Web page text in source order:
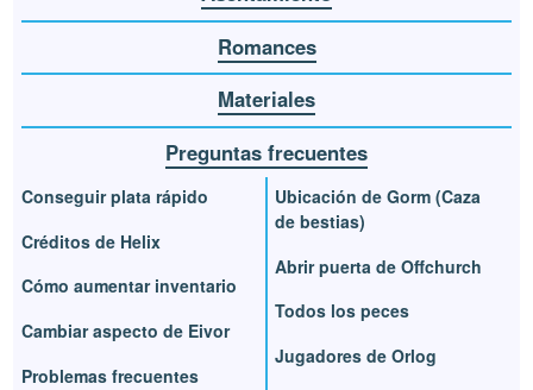
Romances
Materiales
Preguntas frecuentes
Conseguir plata rápido
Créditos de Helix
Cómo aumentar inventario
Cambiar aspecto de Eivor
Problemas frecuentes
Ubicación de Gorm (Caza
de bestias)
Abrir puerta de Offchurch
Todos los peces
Jugadores de Orlog